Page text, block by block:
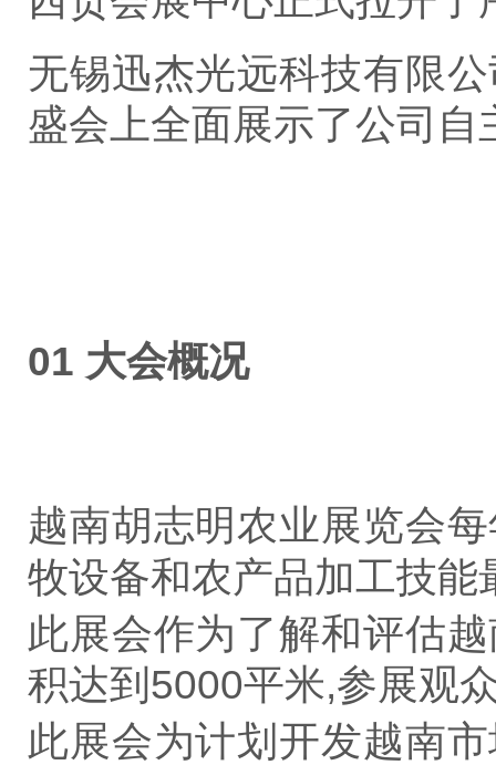
无锡迅杰光远科技有限
盛会上全面展示了公司
01 大会概况
越南胡志明农业展览会
牧设备和农产品加工技
此展会作为了解和评估
积达到 5000平米,参展观
此展会为计划开发越南